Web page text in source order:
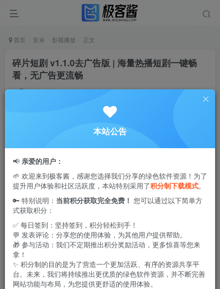
首页 安卓 影视播放 正文
碎片短剧 v1.1.0去广告版 | 海量热播短剧一键畅
看，无广告更流畅
私信
是一款专注于提供高品质短剧观看体验的
神器，平台集合了全网热门短剧资源，题材覆盖古风、都
市、甜宠、玄幻等多种类型，分类清晰、标签丰富，方便用
户按兴趣快速找到心仪作品。应用支持多维度精准筛选，让
喜欢刷短剧的用户打造沉浸式、连贯性的观影环境，是短剧
爱好者不可错过的精品平台。
本站公告
📢 亲爱的用户：
🌱 欢迎来到极客酱，感谢您选择我们分享的绿色软件资源！为了
提升用户体验和社区活跃度，本站特别采用了积分制下载模式。
🔑 特别说明： 当前积分获取完全免费！ 您可以通过以下简单方
式获取积分：
✅ 每日签到：坚持签到，积分轻松到手！
💬 发表评论：分享您的使用体验，为其他用户提供帮助。
🎁 参与活动：我们不定期推出积分奖励活动，更多惊喜等您来
拿！
✨ 积分制的目的是为了营造一个更加活跃、有序的资源共享平
台。未来，我们将持续推出更优质的绿色软件资源，并不断完善
网站功能与布局，为您提供更舒适的使用体验。